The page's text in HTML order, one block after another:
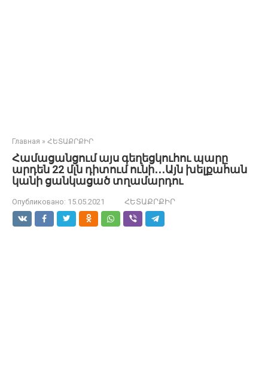
Главная » ՀԵՏԱՔՐՔԻՐ
Համացանցում այս գեղեցկուհու պարը
արդեն 22 մլն դիտում ունի․․․Այն խելքահան
կանի ցանկացած տղամարդու
Опубликовано: 15.05.2021 ՀԵՏԱՔՐՔԻՐ